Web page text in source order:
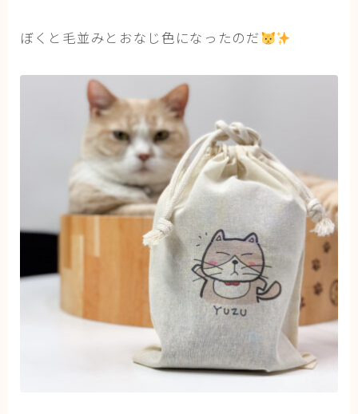
ぼくと毛並みとおなじ色になったのだ